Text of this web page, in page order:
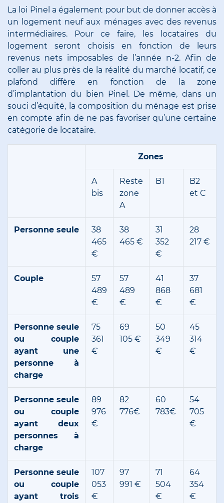
La loi Pinel a également pour but de donner accès à
un logement neuf aux ménages avec des revenus
intermédiaires. Pour ce faire, les locataires du
logement seront choisis en fonction de leurs
revenus nets imposables de l’année n-2. Afin de
coller au plus près de la réalité du marché locatif, ce
plafond diffère en fonction de la zone
d’implantation du bien Pinel. De même, dans un
souci d’équité, la composition du ménage est prise
en compte afin de ne pas favoriser qu’une certaine
catégorie de locataire.
Zones
A
bis
Reste
zone
A
B1
B2
et C
Personne seule
38
465
€
38
465 €
31
352
€
28
217 €
Couple
57
489
€
57
489
€
41
868
€
37
681
€
Personne seule
ou couple
ayant une
personne à
charge
75
361
€
69
105 €
50
349
€
45
314
€
Personne seule
ou couple
ayant deux
personnes à
charge
89
976
€
82
776€
60
783€
54
705
€
Personne seule
ou couple
ayant trois
107
053
€
97
991 €
71
504
€
64
354
€